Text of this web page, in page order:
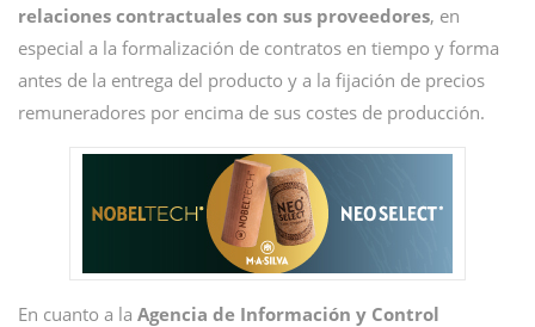
relaciones contractuales con sus proveedores, en
especial a la formalización de contratos en tiempo y forma
antes de la entrega del producto y a la fijación de precios
remuneradores por encima de sus costes de producción.
En cuanto a la Agencia de Información y Control